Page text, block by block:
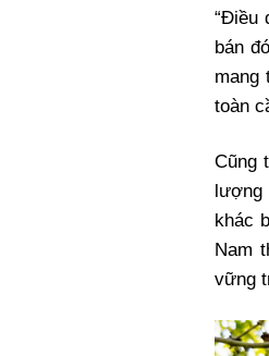
“Điều
bán
mang
toàn
Cũng
lượng
khác
Nam
vững